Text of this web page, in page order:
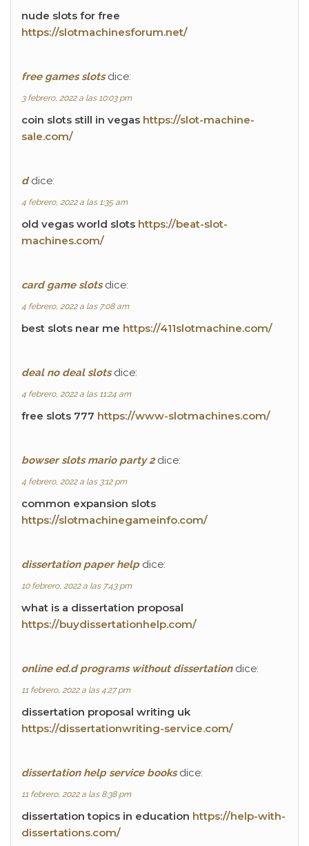
nude slots for free
https://slotmachinesforum.net/
free games slots dice:
3 febrero, 2022 a las 10:03 pm
coin slots still in vegas https://slot-machine-
sale.com/
d dice:
4 febrero, 2022 a las 1:35 am
old vegas world slots https://beat-slot-
machines.com/
card game slots dice:
4 febrero, 2022 a las 7:08 am
best slots near me https://411slotmachine.com/
deal no deal slots dice:
4 febrero, 2022 a las 11:24 am
free slots 777 https://www-slotmachines.com/
bowser slots mario party 2 dice:
4 febrero, 2022 a las 3:12 pm
common expansion slots
https://slotmachinegameinfo.com/
dissertation paper help dice:
10 febrero, 2022 a las 7:43 pm
what is a dissertation proposal
https://buydissertationhelp.com/
online ed.d programs without dissertation dice:
11 febrero, 2022 a las 4:27 pm
dissertation proposal writing uk
https://dissertationwriting-service.com/
dissertation help service books dice:
11 febrero, 2022 a las 8:38 pm
dissertation topics in education https://help-with-
dissertations.com/